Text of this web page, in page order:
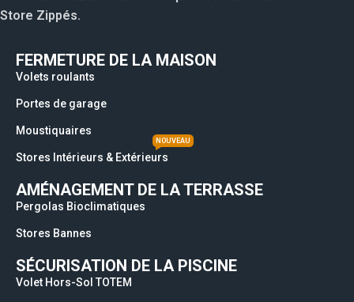
Store Zippés.
FERMETURE DE LA MAISON
Volets roulants
Portes de garage
Moustiquaires
Stores Intérieurs & Extérieurs
NOUVEAU
AMÉNAGEMENT DE LA TERRASSE
Pergolas Bioclimatiques
Stores Bannes
SÉCURISATION DE LA PISCINE
Volet Hors-Sol TOTEM